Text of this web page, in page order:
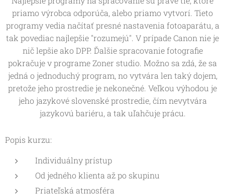
priamo výrobca odporúča, alebo priamo vytvorí. Tieto
programy vedia načítať presné nastavenia fotoaparátu, a
tak povediac najlepšie "rozumejú". V prípade Canon nie je
nič lepšie ako DPP. Ďalšie spracovanie fotografie
pokračuje v programe Zoner studio. Možno sa zdá, že sa
jedná o jednoduchý program, no vytvára len taký dojem,
pretože jeho prostredie je nekonečné. Veľkou výhodou je
jeho jazykové slovenské prostredie, čím nevytvára
jazykovú bariéru, a tak uľahčuje prácu.
Popis kurzu:
Individuálny prístup
Od jedného klienta až po skupinu
Priateľská atmosféra